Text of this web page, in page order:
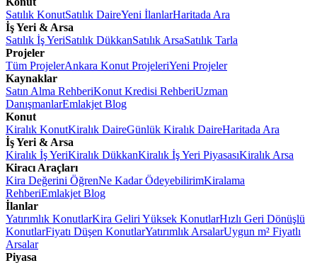
Satılık KonutSatılık DaireYeni İlanlarHaritada Ara
İş Yeri & Arsa
Satılık İş YeriSatılık DükkanSatılık ArsaSatılık Tarla
Projeler
Tüm ProjelerAnkara Konut ProjeleriYeni Projeler
Kaynaklar
Satın Alma RehberiKonut Kredisi RehberiUzman
DanışmanlarEmlakjet Blog
Konut
Kiralık KonutKiralık DaireGünlük Kiralık DaireHaritada Ara
İş Yeri & Arsa
Kiralık İş YeriKiralık DükkanKiralık İş Yeri PiyasasıKiralık Arsa
Kiracı Araçları
Kira Değerini ÖğrenNe Kadar ÖdeyebilirimKiralama
RehberiEmlakjet Blog
İlanlar
Yatırımlık KonutlarKira Geliri Yüksek KonutlarHızlı Geri Dönüşlü
KonutlarFiyatı Düşen KonutlarYatırımlık ArsalarUygun m² Fiyatlı
Arsalar
Piyasa